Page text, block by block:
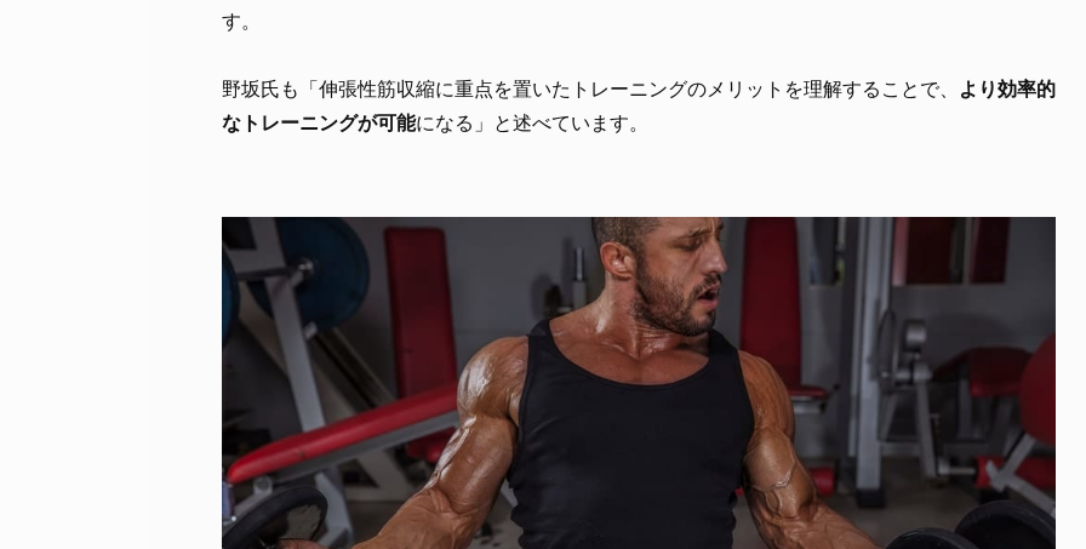
す。
野坂氏も「伸張性筋収縮に重点を置いたトレーニングのメリットを理解することで、 より効率的
なトレーニングが可能になる」と述べています。